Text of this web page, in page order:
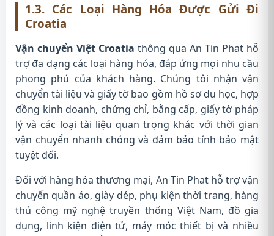
1.3. Các Loại Hàng Hóa Được Gửi Đi
Croatia
Vận chuyển Việt Croatia thông qua An Tin Phat hỗ
trợ đa dạng các loại hàng hóa, đáp ứng mọi nhu cầu
phong phú của khách hàng. Chúng tôi nhận vận
chuyển tài liệu và giấy tờ bao gồm hồ sơ du học, hợp
đồng kinh doanh, chứng chỉ, bằng cấp, giấy tờ pháp
lý và các loại tài liệu quan trọng khác với thời gian
vận chuyển nhanh chóng và đảm bảo tính bảo mật
tuyệt đối.
Đối với hàng hóa thương mại, An Tin Phat hỗ trợ vận
chuyển quần áo, giày dép, phụ kiện thời trang, hàng
thủ công mỹ nghệ truyền thống Việt Nam, đồ gia
dụng, linh kiện điện tử, máy móc thiết bị và nhiều